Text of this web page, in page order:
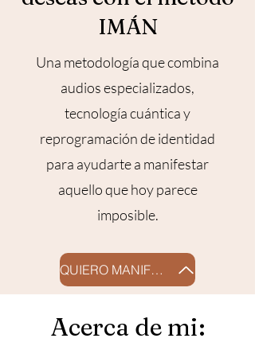
IMÁN
Una metodología que combina
audios especializados,
tecnología cuántica y
reprogramación de identidad
para ayudarte a manifestar
aquello que hoy parece
imposible.
QUIERO MANIFESTAR
Acerca de mi: